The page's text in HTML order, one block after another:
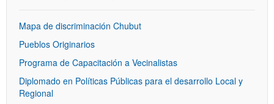
Mapa de discriminación Chubut
Pueblos Originarios
Programa de Capacitación a Vecinalistas
Diplomado en Políticas Públicas para el desarrollo Local y
Regional